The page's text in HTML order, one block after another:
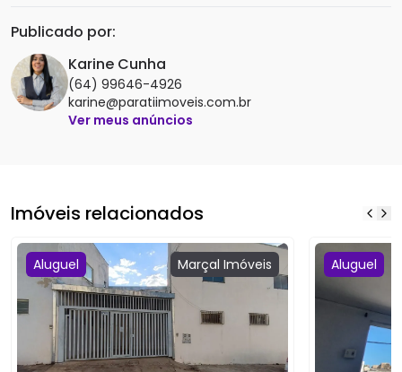
Publicado por:
Karine Cunha
(64) 99646-4926
karine@paratiimoveis.com.br
Ver meus anúncios
Aluguel Marçal Imóveis Aluguel
Imóveis relacionados